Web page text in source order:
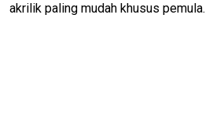
akrilik paling mudah khusus pemula.